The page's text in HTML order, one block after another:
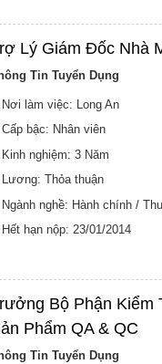
Lý Giám Đốc Nhà
Tin Tuyển Dụng
Nơi làm việc: Long An
Cấp bậc: Nhân viên
Kinh nghiệm: 3 Năm
Lương: Thỏa thuận
Ngành nghề: Hành chính /
Hết hạn nộp: 23/01/2014
Bộ Phận Kiểm
Phẩm QA & QC
Tin Tuyển Dụng